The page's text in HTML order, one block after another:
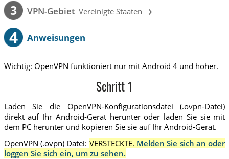
3 VPN-Gebiet Vereinigte Staaten ›
4 Anweisungen
Wichtig: OpenVPN funktioniert nur mit Android 4 und höher.
Schritt 1
Laden Sie die OpenVPN-Konfigurationsdatei (.ovpn-Datei)
direkt auf Ihr Android-Gerät herunter oder laden Sie sie mit
dem PC herunter und kopieren Sie sie auf Ihr Android-Gerät.
OpenVPN (.ovpn) Datei: VERSTECKTE. Melden Sie sich an oder
loggen Sie sich ein, um zu sehen.